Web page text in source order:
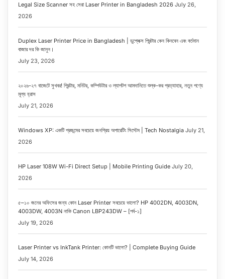
Legal Size Scanner সহ সেরা Laser Printer in Bangladesh 2026 July 26,
2026
Duplex Laser Printer Price in Bangladesh | ডুপ্লেক্স প্রিন্টার কেন কিনবেন এবং বর্তমান
বাজার দর কি জানুন।
July 23, 2026
২০২৬-২৭ বাজেটে সুখবর! প্রিন্টার, মনিটর, কম্পিউটার ও ল্যাপটপ আমদানিতে শুল্ক-কর প্রত্যাহার, নতুন পণ্যে
মূল্য হ্রাস
July 21, 2026
Windows XP: একটি প্রজন্মের সবচেয়ে জনপ্রিয় অপারেটিং সিস্টেম | Tech Nostalgia July 21,
2026
HP Laser 108W Wi-Fi Direct Setup | Mobile Printing Guide July 20,
2026
৫–১০ জনের অফিসের জন্য কোন Laser Printer সবচেয়ে ভালো? HP 4002DN, 4003DN,
4003DW, 4003N নাকি Canon LBP243DW – [পর্ব-১]
July 19, 2026
Laser Printer vs InkTank Printer: কোনটি ভালো? | Complete Buying Guide
July 14, 2026